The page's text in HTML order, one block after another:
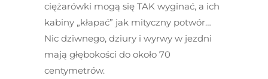
ciężarówki mogą się TAK wyginać, a ich
kabiny „kłapać” jak mityczny potwór…
Nic dziwnego, dziury i wyrwy w jezdni
mają głębokości do około 70
centymetrów.